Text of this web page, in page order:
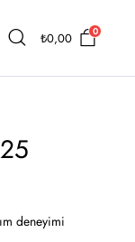
₺0,00 0
deneyimi